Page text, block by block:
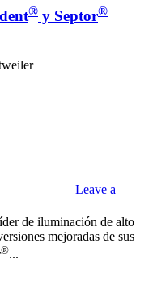
® y Septor®
Leave a
de iluminación de alto
mejoradas de sus
®...